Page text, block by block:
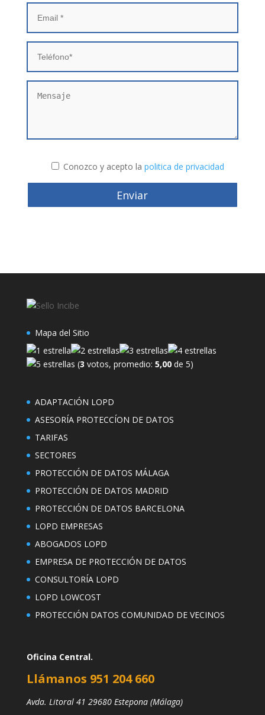
Conozco y acepto la politica de privacidad
Enviar
Mapa del Sitio
(3 votos, promedio: 5,00de 5)
ADAPTACIÓN LOPD
ASESORÍA PROTECCÍON DE DATOS
TARIFAS
SECTORES
PROTECCIÓN DE DATOS MÁLAGA
PROTECCIÓN DE DATOS MADRID
PROTECCIÓN DE DATOS BARCELONA
LOPD EMPRESAS
ABOGADOS LOPD
EMPRESA DE PROTECCIÓN DE DATOS
CONSULTORÍA LOPD
LOPD LOWCOST
PROTECCIÓN DATOS COMUNIDAD DE VECINOS
Oficina Central.
Llámanos 951 204 660
Avda. Litoral 41 29680 Estepona (Málaga)